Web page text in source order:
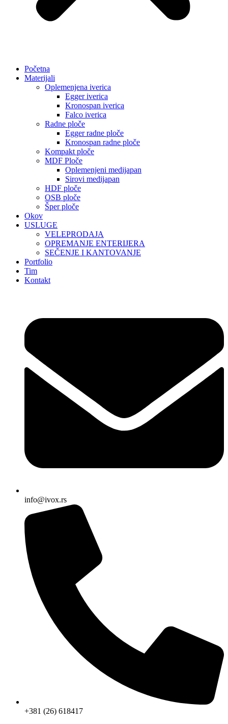
Početna
Materijali
Oplemenjena iverica
Egger iverica
Kronospan iverica
Falco iverica
Radne ploče
Egger radne ploče
Kronospan radne ploče
Kompakt ploče
MDF Ploče
Oplemenjeni medijapan
Sirovi medijapan
HDF ploče
OSB ploče
Šper ploče
Okov
USLUGE
VELEPRODAJA
OPREMANJE ENTERIJERA
SEČENJE I KANTOVANJE
Portfolio
Tim
Kontakt
info@ivox.rs
+381 (26) 618417